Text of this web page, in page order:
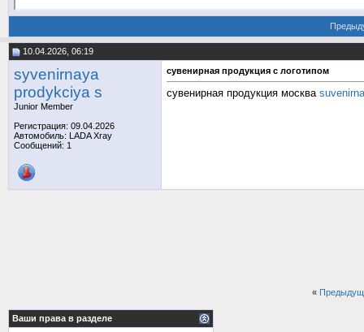
10.04.2026, 06:19
syvenirnaya
prodykciya s
Junior Member
Регистрация: 09.04.2026
Автомобиль: LADA Xray
Сообщений: 1
сувенирная продукция с логотипом
сувенирная продукция москва
«
Ваши права в разделе